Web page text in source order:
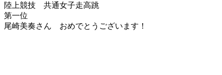
陸上競技 共通女子走高跳
第一位
尾崎美奏さん おめでとうございます！